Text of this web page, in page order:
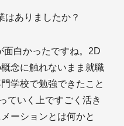
はありましたか？
面白かったですね。2D
念に触れないまま就職
学校で勉強できたこと
ていく上ですごく活き
ーションとは何かと